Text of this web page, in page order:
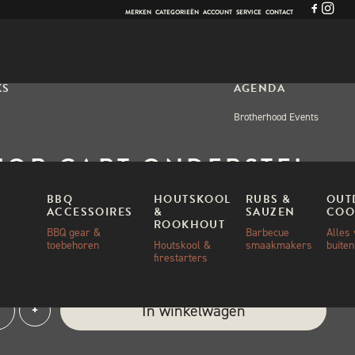
MERKEN CATEGORIEËN ACCOUNT SERVICE CONTACT
BBQ
ACCESSOIRES
BBQ gear &
toebehoren
HOUTSKOOL
&
ROOKHOUT
Houtskool &
firestarters
RUBS &
SAUZEN
Barbecue
smaakmakers
Alles
AGENDA
Brotherhood Events
CART ONDERSTEL
+ In winkelwagen